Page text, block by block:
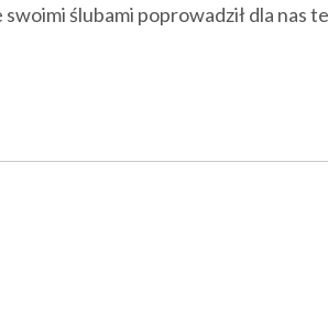
ślubami poprowadził dla nas